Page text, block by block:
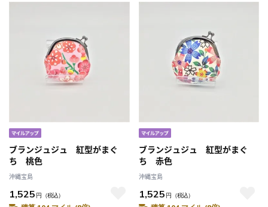
ブランジュジュ 紅型がまぐ
ち 桃色
沖縄宝島
1,525 円 （税込）
ブランジュジュ 紅型がまぐ
ち 赤色
沖縄宝島
1,525 円 （税込）